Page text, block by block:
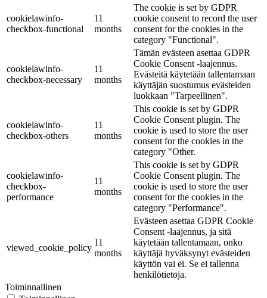
cookielawinfo-
checkbox-functional
11
months
The cookie is set by GDPR
cookie consent to record the user
consent for the cookies in the
category "Functional".
cookielawinfo-
checkbox-necessary
11
months
Tämän evästeen asettaa GDPR
Cookie Consent -laajennus.
Evästeitä käytetään tallentamaan
käyttäjän suostumus evästeiden
luokkaan "Tarpeellinen".
cookielawinfo-
checkbox-others
11
months
This cookie is set by GDPR
Cookie Consent plugin. The
cookie is used to store the user
consent for the cookies in the
category "Other.
cookielawinfo-
checkbox-
performance
11
months
This cookie is set by GDPR
Cookie Consent plugin. The
cookie is used to store the user
consent for the cookies in the
category "Performance".
viewed_cookie_policy
11
months
Evästeen asettaa GDPR Cookie
Consent -laajennus, ja sitä
käytetään tallentamaan, onko
käyttäjä hyväksynyt evästeiden
käyttön vai ei. Se ei tallenna
henkilötietoja.
Toiminnallinen